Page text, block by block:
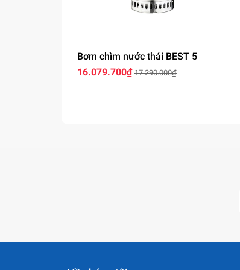
Bơm chìm nước thải BEST 5
16.079.700₫ 17.290.000₫